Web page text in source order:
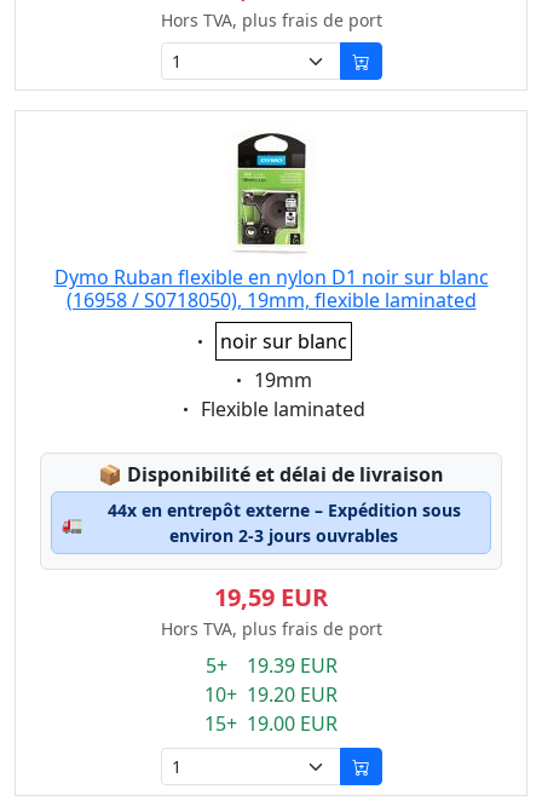
Hors TVA, plus frais de port
Dymo Ruban flexible en nylon D1 noir sur blanc
(16958 / S0718050), 19mm, flexible laminated
Eigenschaft:
noir sur blanc
Eigenschaft:
19mm
Eigenschaft:
Flexible laminated
📦 Lagerstatus:
Disponibilité et délai de livraison
🚛
44x en entrepôt externe – Expédition sous
environ 2-3 jours ouvrables
19,59 EUR
Hors TVA, plus frais de port
5+ 19.39 EUR
10+ 19.20 EUR
15+ 19.00 EUR